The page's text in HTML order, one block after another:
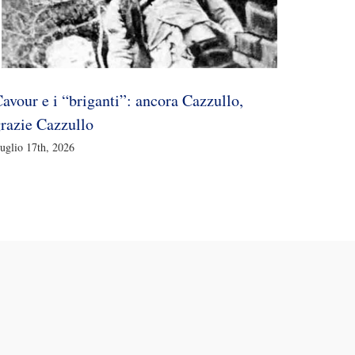
e i “briganti”: ancora Cazzullo,
Cazzullo
17th, 2026